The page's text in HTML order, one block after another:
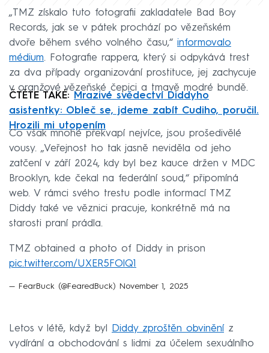
„TMZ získalo tuto fotografii zakladatele Bad Boy
Records, jak se v pátek prochází po vězeňském
dvoře během svého volného času,“ informovalo
médium. Fotografie rappera, který si odpykává trest
za dva případy organizování prostituce, jej zachycuje
v oranžové vězeňské čepici a tmavě modré bundě.
ČTĚTE TAKÉ: Mrazivé svědectví Diddyho
asistentky: Obleč se, jdeme zabít Cudiho, poručil.
Hrozili mi utopením
Co však mnohé překvapí nejvíce, jsou prošedivělé
vousy. „Veřejnost ho tak jasně neviděla od jeho
zatčení v září 2024, kdy byl bez kauce držen v MDC
Brooklyn, kde čekal na federální soud,“ připomíná
web. V rámci svého trestu podle informací TMZ
Diddy také ve věznici pracuje, konkrétně má na
starosti praní prádla.
TMZ obtained a photo of Diddy in prison
pic.twitter.com/UXER5FOlQ1
— FearBuck (@FearedBuck) November 1, 2025
Letos v létě, když byl Diddy zproštěn obvinění z
vydírání a obchodování s lidmi za účelem sexuálního